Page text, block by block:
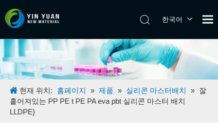
한국어
日本語
Español
English
현재 위치: 홈페이지 » 제품 » 실리콘 마스터배치 » 잘
흩어져있는 PP PE t PE PA eva pbt 실리콘 마스터 배치
LLDPE}